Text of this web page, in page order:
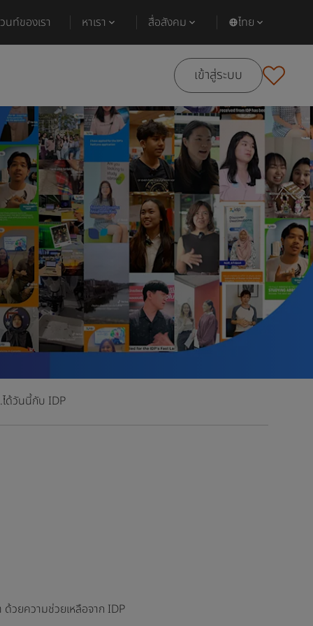
นท์ของเรา หาเรา สื่อสังคม ไทย
เข้าสู่ระบบ
ได้วันนี้กับ IDP
ด้วยความช่วยเหลือจาก IDP